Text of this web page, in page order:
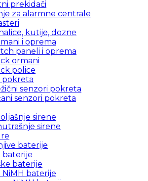
prekidači
za alarmne centrale
kutije, dozne
i oprema
paneli i oprema
ormani
police
pokreta
senzori pokreta
senzori pokreta
sirene
sirene
baterije
baterije
baterije
NiMH baterije